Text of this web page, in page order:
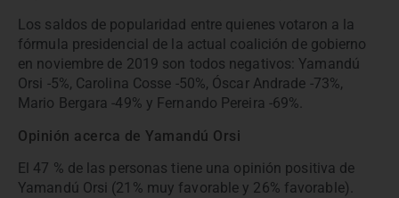
Los saldos de popularidad entre quienes votaron a la
fórmula presidencial de la actual coalición de gobierno
en noviembre de 2019 son todos negativos: Yamandú
Orsi -5%, Carolina Cosse -50%, Óscar Andrade -73%,
Mario Bergara -49% y Fernando Pereira -69%.
Opinión acerca de Yamandú Orsi
El 47 % de las personas tiene una opinión positiva de
Yamandú Orsi (21% muy favorable y 26% favorable).